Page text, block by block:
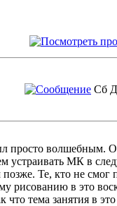
Сб
просто волшебным.
устраивать МК в
Те, кто не смог
рисованию в это
что тема занятия в